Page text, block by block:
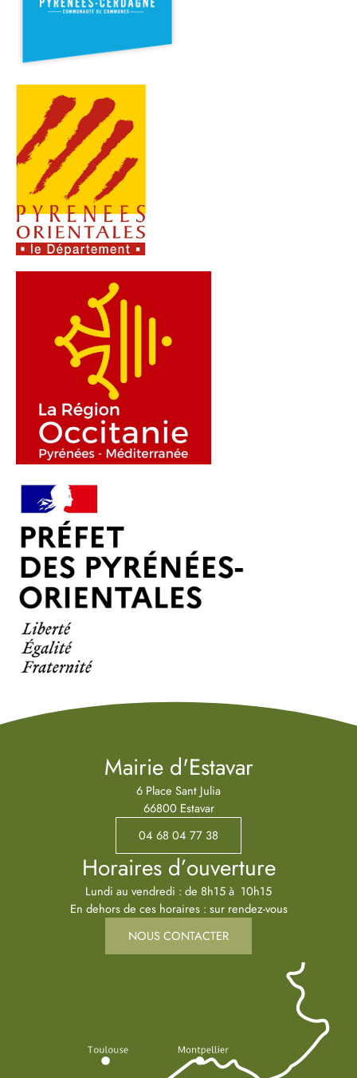
Mairie d'Estavar
6 Place Sant Julia
66800 Estavar
04 68 04 77 38
Horaires d’ouverture
Lundi au vendredi : de 8h15 à 10h15
En dehors de ces horaires : sur rendez-vous
NOUS CONTACTER